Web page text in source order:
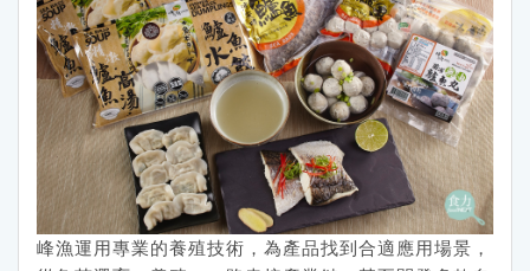
峰漁運用專業的養殖技術，為產品找到合適應用場景，